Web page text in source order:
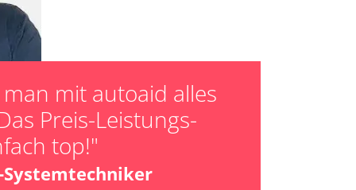
mit autoaid alles
Preis-Leistungs-
top!"
Systemtechniker